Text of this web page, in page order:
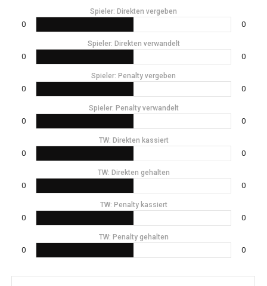
Spieler: Direkten vergeben
0 0
Spieler: Direkten verwandelt
0 0
Spieler: Penalty vergeben
0 0
Spieler: Penalty verwandelt
0 0
TW: Direkten kassiert
0 0
TW: Direkten gehalten
0 0
TW: Penalty kassiert
0 0
TW: Penalty gehalten
0 0